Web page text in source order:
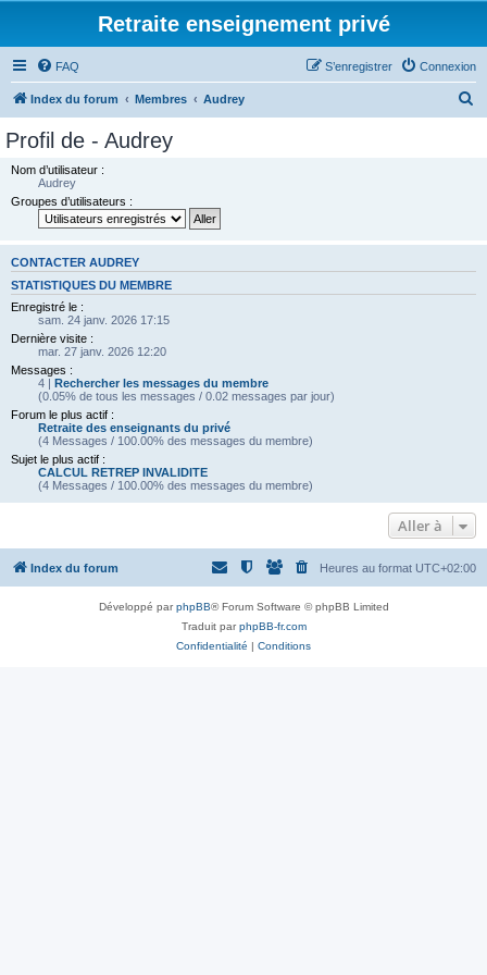
Retraite enseignement privé
FAQ Connexion
S’enregistrer
Index du forum Membres Audrey
Profil de - Audrey
Nom d’utilisateur :
Audrey
Groupes d’utilisateurs :
CONTACTER AUDREY
STATISTIQUES DU MEMBRE
Enregistré le :
sam. 24 janv. 2026 17:15
Dernière visite :
mar. 27 janv. 2026 12:20
Messages :
4 | Rechercher les messages du membre
(0.05% de tous les messages / 0.02 messages par jour)
Forum le plus actif :
Retraite des enseignants du privé
(4 Messages / 100.00% des messages du membre)
Sujet le plus actif :
CALCUL RETREP INVALIDITE
(4 Messages / 100.00% des messages du membre)
Aller à
Index du forum Heures au format UTC+02:00
Développé parphpBB® Forum Software © phpBB Limited
Traduit parphpBB-fr.com
Confidentialité | Conditions